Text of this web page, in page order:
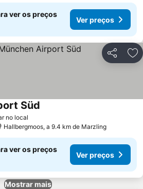
ver os preços
Ver preços
Partilhar
no local
Süd
Hallbergmoos, a 9.4 km de Marzling
ver os preços
Ver preços
Mostrar mais